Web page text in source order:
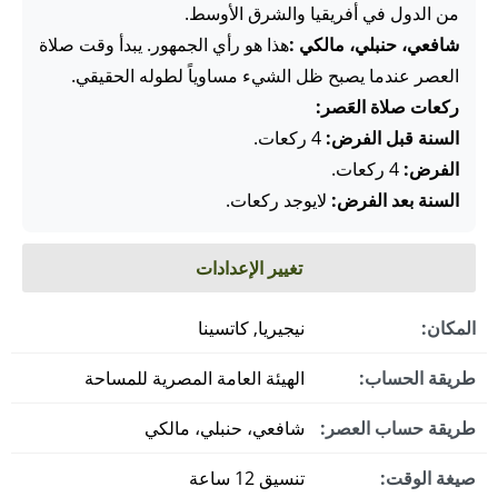
من الدول في أفريقيا والشرق الأوسط.
شافعي، حنبلي، مالكي :هذا هو رأي الجمهور. يبدأ وقت صلاة
العصر عندما يصبح ظل الشيء مساوياً لطوله الحقيقي.
ركعات صلاة العَصر:
السنة قبل الفرض:
الفرض:
السنة بعد الفرض: لايوجد ركعات.
تغيير الإعدادات
المكان: نيجيريا, كاتسينا
طريقة الحساب: الهيئة العامة المصرية للمساحة
طريقة حساب العصر: شافعي، حنبلي، مالكي
صيغة الوقت: تنسيق 12 ساعة